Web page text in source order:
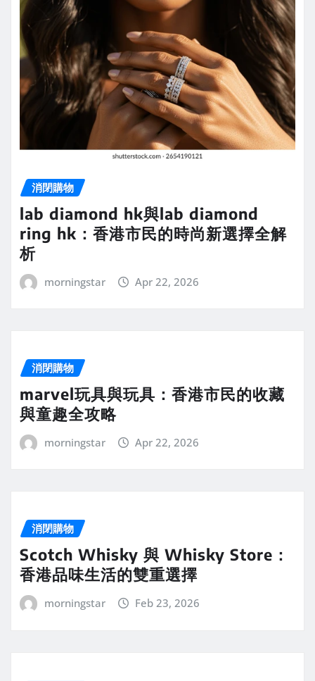
消閉購物
lab diamond hk與lab diamond
ring hk：香港市民的時尚新選擇全解
析
morningstar Apr 22, 2026
消閉購物
marvel玩具與玩具：香港市民的收藏
與童趣全攻略
morningstar Apr 22, 2026
消閉購物
Scotch Whisky 與 Whisky Store：
香港品味生活的雙重選擇
morningstar Feb 23, 2026